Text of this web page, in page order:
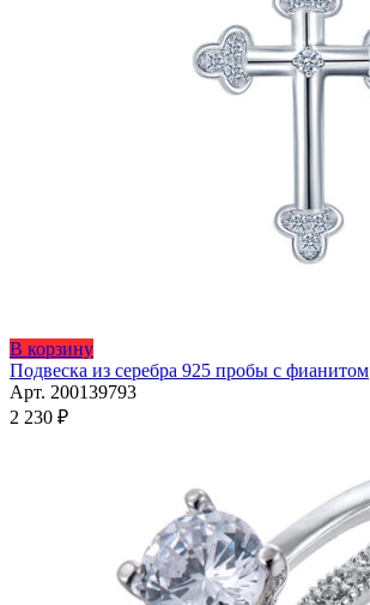
В корзинуЭтот
товар
имеет
странице
товара.
Подвеска из серебра 925 пробы с фианитом
Арт. 200139793
2 230 ₽